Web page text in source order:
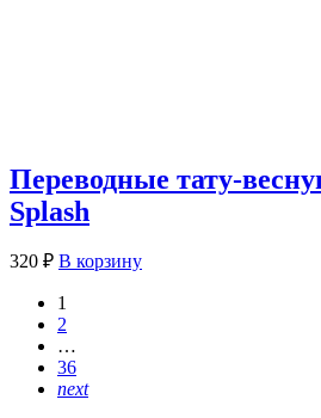
Переводные тату-
Splash
320 ₽ В корзину
1
2
…
36
next